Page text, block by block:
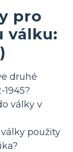
pro
válku:
druhé
války v
použity